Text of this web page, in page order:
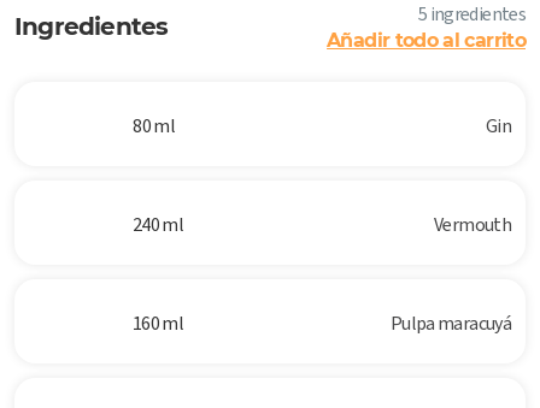
Ingredientes 5 ingredientes
Añadir todo al carrito
80 ml Gin
240 ml Vermouth
160 ml Pulpa maracuyá